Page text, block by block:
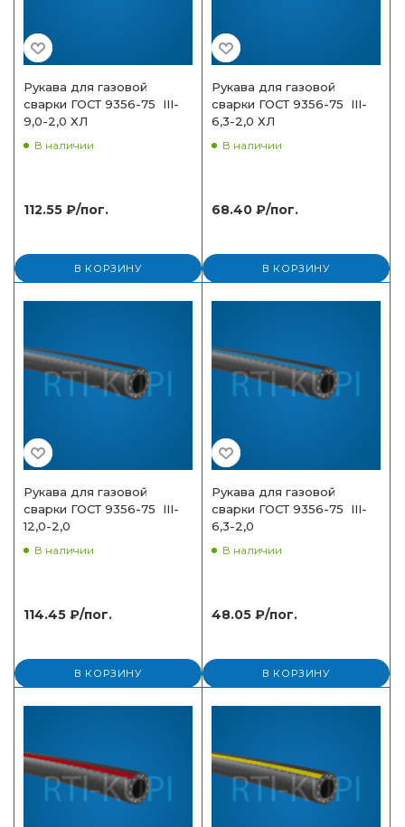
Рукава для газовой
сварки ГОСТ 9356-75 III-
9,0-2,0 ХЛ
В наличии
112.55 ₽/пог.
В КОРЗИНУ
Рукава для газовой
сварки ГОСТ 9356-75 III-
6,3-2,0 ХЛ
В наличии
68.40 ₽/пог.
В КОРЗИНУ
Рукава для газовой
сварки ГОСТ 9356-75 III-
12,0-2,0
В наличии
114.45 ₽/пог.
В КОРЗИНУ
Рукава для газовой
сварки ГОСТ 9356-75 III-
6,3-2,0
В наличии
48.05 ₽/пог.
В КОРЗИНУ